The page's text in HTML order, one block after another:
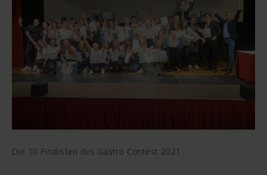
Die 10 Finalisten des Gastro Contest 2021